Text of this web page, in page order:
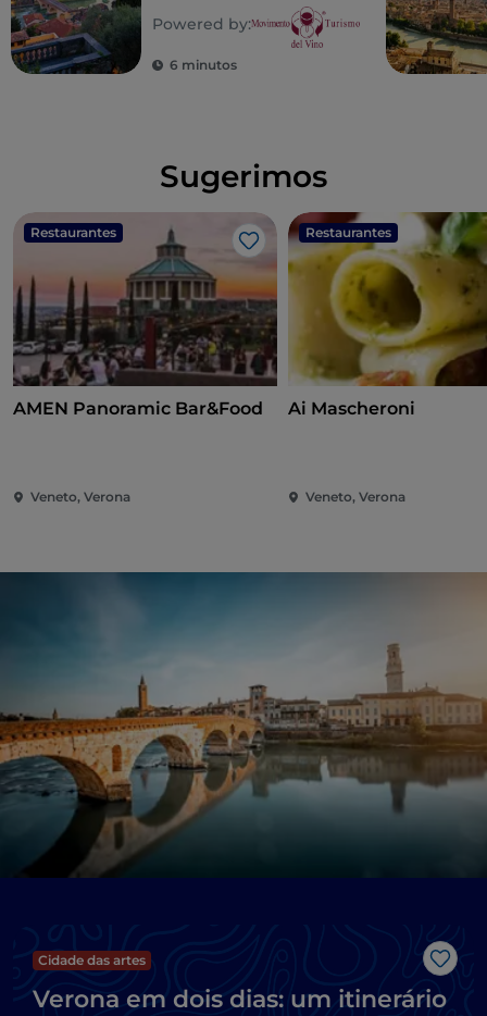
os lugares do sabor
veronês
Powered by:
6 minutos
Sugerimos
Restaurantes
Gosto
AMEN Panoramic Bar&Food
Veneto, Verona
Restaurantes
Ai Mascheroni
Veneto, Verona
Cidade das artes
Verona em dois dias: um itinerário